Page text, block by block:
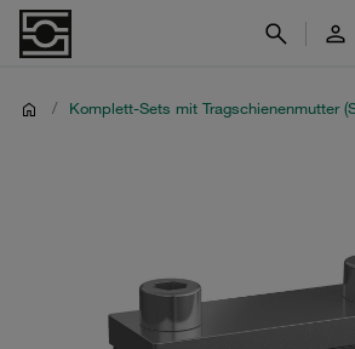
/ Komplett-Sets mit Tragschienenmutter